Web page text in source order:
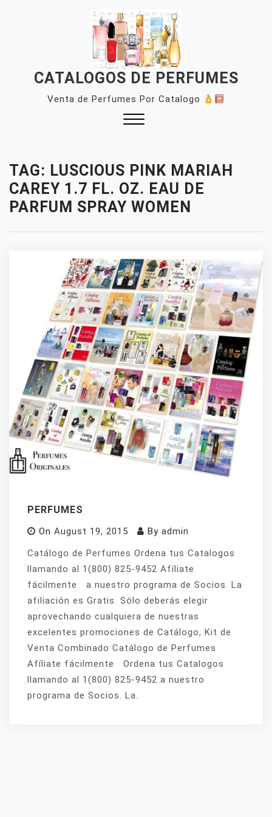
CATALOGOS DE PERFUMES
Venta de Perfumes Por Catalogo
TAG: LUSCIOUS PINK MARIAH
CAREY 1.7 FL. OZ. EAU DE
PARFUM SPRAY WOMEN
PERFUMES
On August 19, 2015 By admin
Catálogo de Perfumes Ordena tus Catalogos
llamando al 1(800) 825-9452 Afíliate
fácilmente a nuestro programa de Socios. La
afiliación es Gratis. Sólo deberás elegir
aprovechando cualquiera de nuestras
excelentes promociones de Catálogo, Kit de
Venta Combinado Catálogo de Perfumes
Afíliate fácilmente Ordena tus Catalogos
llamando al 1(800) 825-9452 a nuestro
programa de Socios. La.